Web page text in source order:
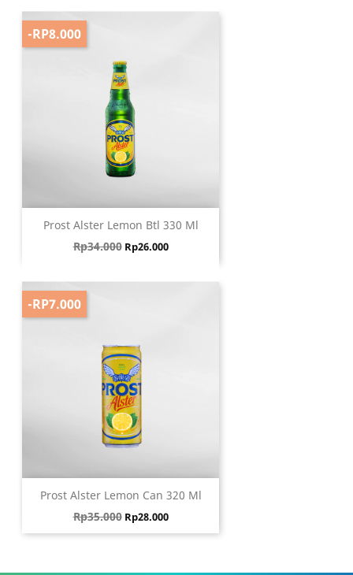
Prost Alster Lemon Btl 330 Ml
Harga biasa
Rp34.000 Harga
Rp26.000
-RP8.000
Prost Alster Lemon Can 320 Ml
Harga biasa
Rp35.000 Harga
Rp28.000
-RP7.000